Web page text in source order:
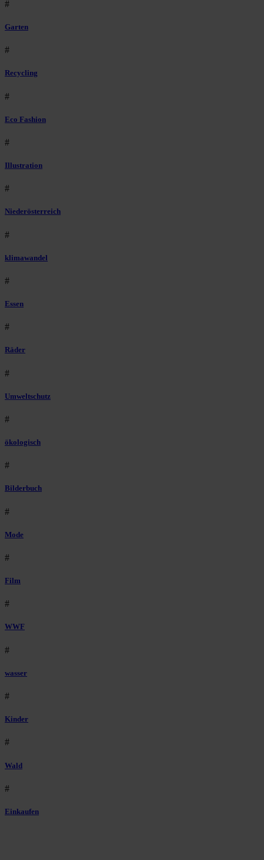
#
Garten
#
Recycling
#
Eco Fashion
#
Illustration
#
Niederösterreich
#
klimawandel
#
Essen
#
Räder
#
Umweltschutz
#
ökologisch
#
Bilderbuch
#
Mode
#
Film
#
WWF
#
wasser
#
Kinder
#
Wald
#
Einkaufen